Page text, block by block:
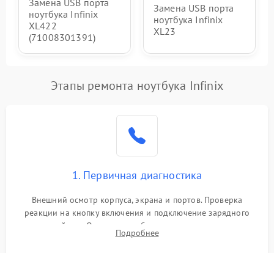
ноутбука Infinix
XL422
(71008301391)
Замена USB порта
ноутбука Infinix
XL23
Этапы ремонта ноутбука Infinix
1. Первичная диагностика
Внешний осмотр корпуса, экрана и портов. Проверка
реакции на кнопку включения и подключение зарядного
устройства. Оценка потребления тока с помощью
лабораторного блока питания для локализации проблемы.
Подробнее